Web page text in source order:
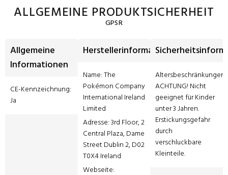
ALLGEMEINE PRODUKTSICHERHEIT
GPSR
Allgemeine
Informationen
CE-Kennzeichnung:
Ja
Herstellerinformationen
Name: The
Pokémon Company
International Ireland
Limited
Adresse: 3rd Floor, 2
Central Plaza, Dame
Street Dublin 2, D02
T0X4 Ireland
Altersbeschränkungen:
ACHTUNG! Nicht
geeignet für Kinder
unter 3 Jahren.
Erstickungsgefahr
durch
verschluckbare
Kleinteile.